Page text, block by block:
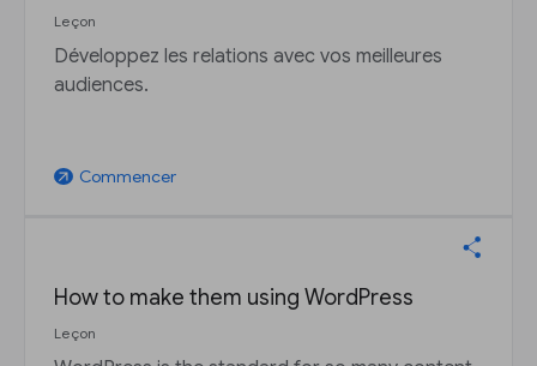
Leçon
Développez les relations avec vos meilleures
audiences.
arrow_outward Commencer
How to make them using WordPress
Leçon